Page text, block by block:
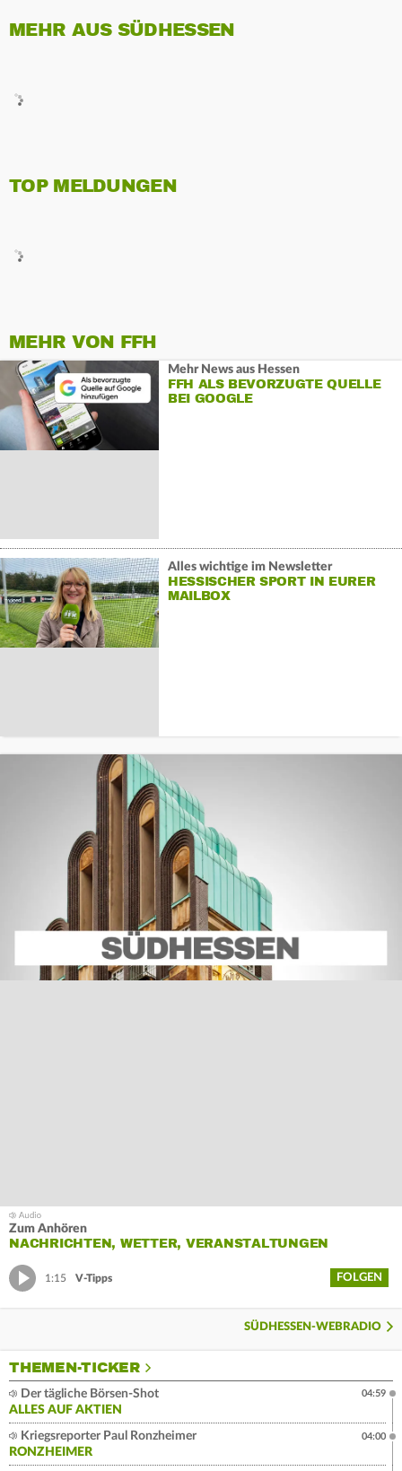
MEHR AUS SÜDHESSEN
TOP MELDUNGEN
MEHR VON FFH
Mehr News aus Hessen
FFH ALS BEVORZUGTE QUELLE
BEI GOOGLE
Alles wichtige im Newsletter
HESSISCHER SPORT IN EURER
MAILBOX
Zum Anhören
NACHRICHTEN, WETTER, VERANSTALTUNGEN
1:15 V-Tipps FOLGEN
SÜDHESSEN-WEBRADIO
THEMEN-TICKER
Der tägliche Börsen-Shot
ALLES AUF AKTIEN
04:59
Kriegsreporter Paul Ronzheimer
RONZHEIMER
04:00